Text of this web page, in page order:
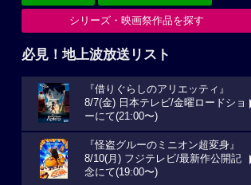
シリーズ・映画祭作品を探す
必見！地上波放送リスト
『借りぐらしのアリエッティ』
8/7(金) 日本テレビ/金曜ロードショ
ーにて(21:00〜)
『怪盗グルーのミニオン超変身』
8/10(月) フジテレビ/最新作公開記
念にて(19:00〜)